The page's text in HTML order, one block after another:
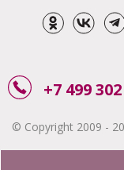
+7 499
© Copyright 2009 -